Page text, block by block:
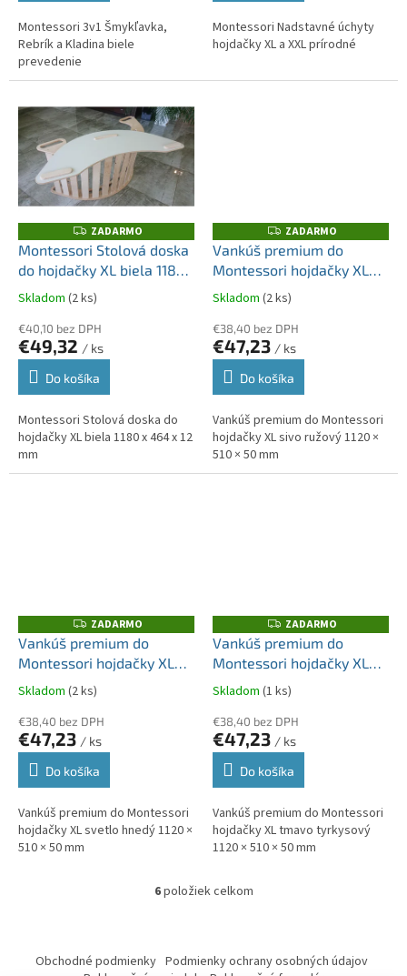
Montessori 3v1 Šmykľavka,
Rebrík a Kladina biele
prevedenie
Montessori Nadstavné úchyty
hojdačky XL a XXL prírodné
Z
A
D
A
R
M
O
ZADARMO
Montessori Stolová doska
do hojdačky XL biela 1180
x 464 x 12 mm
Skladom (2 ks)
€40,10 bez DPH
€49,32 / ks
Do košíka
Montessori Stolová doska do
hojdačky XL biela 1180 x 464 x 12
mm
Z
A
D
A
M
O
ZADARMO
Vankúš premium do
Montessori hojdačky XL
sivo ružový 1120 × 510 × 50
Skladom (2 ks)
€38,40 bez DPH
€47,23 / ks
Do košíka
Vankúš premium do Montessori
hojdačky XL sivo ružový 1120 ×
510 × 50 mm
Z
A
D
A
M
O
ZADARMO
Vankúš premium do
Montessori hojdačky XL
svetlo hnedý 1120 × 510 ×
Skladom (2 ks)
€38,40 bez DPH
€47,23 / ks
Do košíka
Vankúš premium do Montessori
hojdačky XL svetlo hnedý 1120 ×
510 × 50 mm
Z
A
D
A
M
O
ZADARMO
Vankúš premium do
Montessori hojdačky XL
tmavo tyrkysový 1120 ×
510 × 50 mm
Skladom (1 ks)
€38,40 bez DPH
€47,23 / ks
Do košíka
Vankúš premium do Montessori
hojdačky XL tmavo tyrkysový
1120 × 510 × 50 mm
O
d
6položiek celkom
Obchodné podmienky Podmienky ochrany osobných údajov